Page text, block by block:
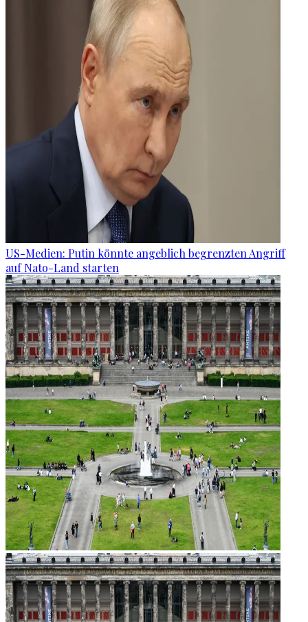
US-Medien: Putin könnte angeblich begrenzten Angriff
auf Nato-Land starten